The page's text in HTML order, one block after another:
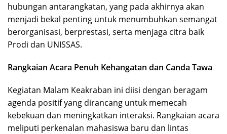
hubungan antarangkatan, yang pada akhirnya akan
menjadi bekal penting untuk menumbuhkan semangat
berorganisasi, berprestasi, serta menjaga citra baik
Prodi dan UNISSAS.
Rangkaian Acara Penuh Kehangatan dan Canda Tawa
Kegiatan Malam Keakraban ini diisi dengan beragam
agenda positif yang dirancang untuk memecah
kebekuan dan meningkatkan interaksi. Rangkaian acara
meliputi perkenalan mahasiswa baru dan lintas